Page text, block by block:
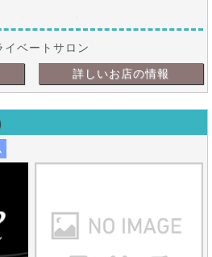
詳しいお店の情報
ベートサロン